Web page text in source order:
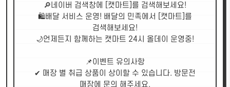
🔎네이버 검색창에 [캣마트]를 검색해보세요!
🛍배달 서비스 운영! 배달의 민족에서 [캣마트]를
검색해보세요!
🌙언제든지 함께하는 캣마트 24시 올데이 운영중!
📌이벤트 유의사항
✔ 매장 별 취급 상품이 상이할 수 있습니다. 방문전
매장에 문의 해주세요.